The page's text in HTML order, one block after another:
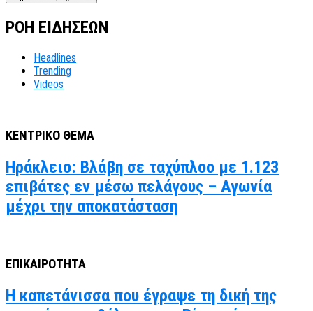
ΡΟΗ ΕΙΔΗΣΕΩΝ
Headlines
Trending
Videos
ΚΕΝΤΡΙΚΟ ΘΕΜΑ
Ηράκλειο: Βλάβη σε ταχύπλοο με 1.123
επιβάτες εν μέσω πελάγους – Αγωνία
μέχρι την αποκατάσταση
ΕΠΙΚΑΙΡΟΤΗΤΑ
Η καπετάνισσα που έγραψε τη δική της